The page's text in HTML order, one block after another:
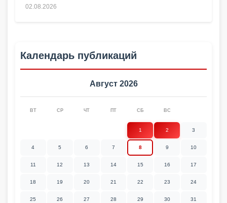
02.08.2026
Календарь публикаций
Август 2026
ВТ СР ЧТ ПТ СБ ВС
1 2 3
4 5 6 7 8 9 10
11 12 13 14 15 16 17
18 19 20 21 22 23 24
25 26 27 28 29 30 31